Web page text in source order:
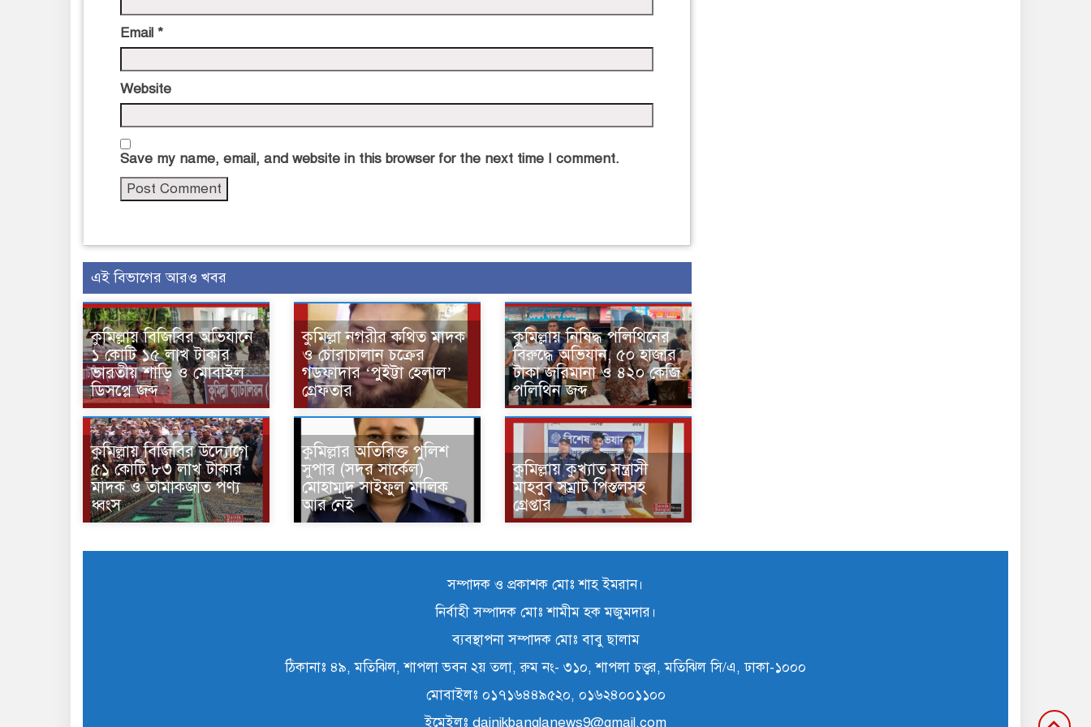
Email *
Website
Save my name, email, and website in this browser for the next time I comment.
এই বিভাগের আরও খবর
কুমিল্লায় বিজিবির অভিযানে
১ কোটি ১৫ লাখ টাকার
ভারতীয় শাড়ি ও মোবাইল
ডিসপ্লে জব্দ
কুমিল্লা নগরীর কথিত মাদক
ও চোরাচালান চক্রের
গডফাদার ‘পুইট্টা হেলাল’
গ্রেফতার
কুমিল্লায় নিষিদ্ধ পলিথিনের
বিরুদ্ধে অভিযান, ৫০ হাজার
টাকা জরিমানা ও ৪২০ কেজি
পলিথিন জব্দ
কুমিল্লায় বিজিবির উদ্যোগে
৫১ কোটি ৮৩ লাখ টাকার
মাদক ও তামাকজাত পণ্য
ধ্বংস
কুমিল্লার অতিরিক্ত পুলিশ
সুপার (সদর সার্কেল)
মোহাম্মদ সাইফুল মালিক
আর নেই
কুমিল্লায় কুখ্যাত সন্ত্রাসী
মাহবুব সম্রাট পিস্তলসহ
গ্রেপ্তার
সম্পাদক ও প্রকাশক মোঃ শাহ ইমরান।
নির্বাহী সম্পাদক মোঃ শামীম হক মজুমদার।
ব্যবস্থাপনা সম্পাদক মোঃ বাবু ছালাম
ঠিকানাঃ ৪৯, মতিঝিল, শাপলা ভবন ২য় তলা, রুম নং- ৩১০, শাপলা চত্ত্বর, মতিঝিল সি/এ, ঢাকা-১০০০
মোবাইলঃ ০১৭১৬৪৪৯৫২০, ০১৬২৪০০১১০০
ইমেইলঃ dainikbanglanews9@gmail.com